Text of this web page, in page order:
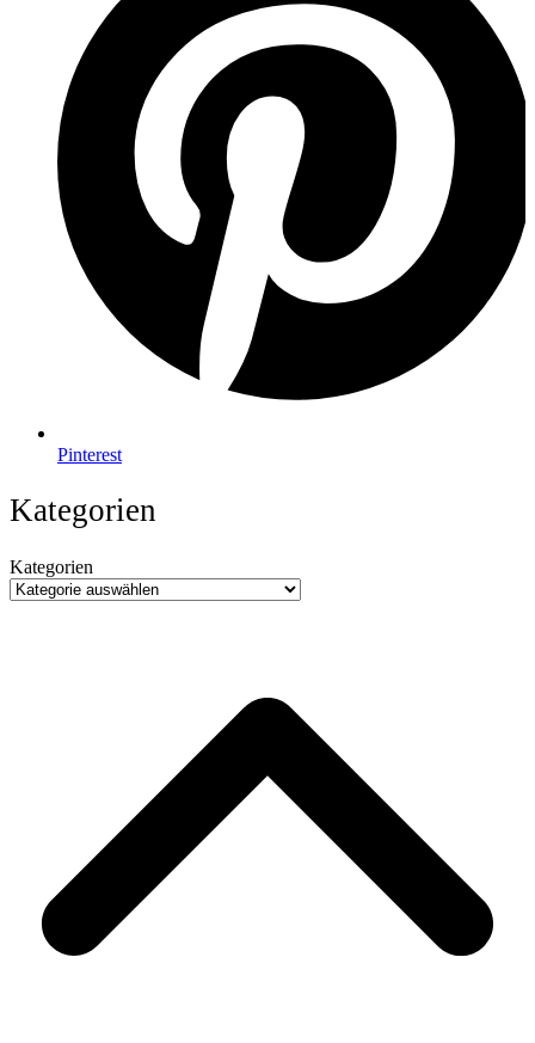
Pinterest
Kategorien
Kategorien